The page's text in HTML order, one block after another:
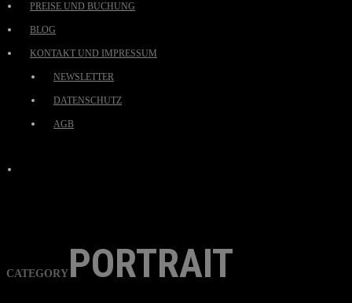
PREISE UND BUCHUNG
BLOG
KONTAKT UND IMPRESSUM
NEWSLETTER
DATENSCHUTZ
AGB
CATEGORY PORTRAIT